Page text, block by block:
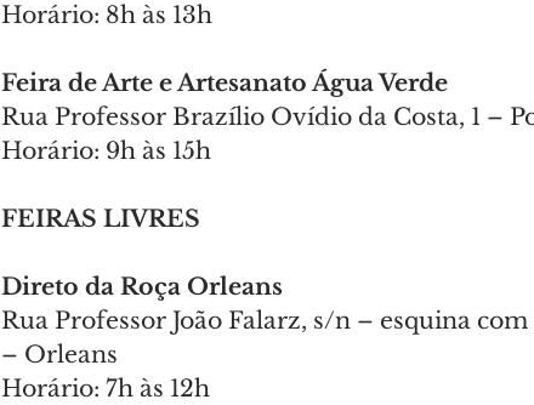
Horário: 8h às 13h
Feira de Arte e Artesanato Água Verde
Rua Professor Brazílio Ovídio da Costa, 1 –
Horário: 9h às 15h
FEIRAS LIVRES
Direto da Roça Orleans
Rua Professor João Falarz, s/n – esquina
– Orleans
Horário: 7h às 12h